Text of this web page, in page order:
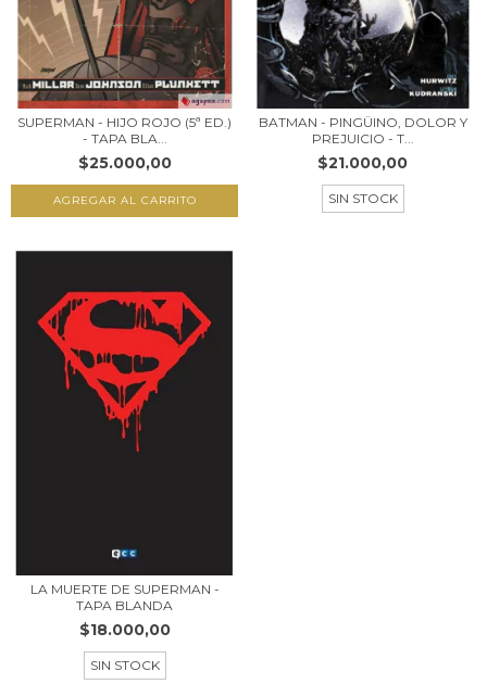
SUPERMAN - HIJO ROJO (5ª ED.)
- TAPA BLA...
$25.000,00
BATMAN - PINGÜINO, DOLOR Y
PREJUICIO - T...
$21.000,00
SIN STOCK
LA MUERTE DE SUPERMAN -
TAPA BLANDA
$18.000,00
SIN STOCK